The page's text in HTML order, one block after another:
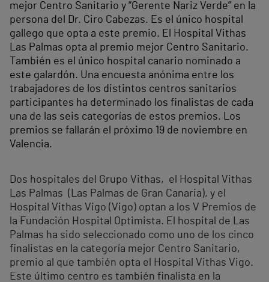
mejor Centro Sanitario y “Gerente Nariz Verde” en la
persona del Dr. Ciro Cabezas. Es el único hospital
gallego que opta a este premio. El Hospital Vithas
Las Palmas opta al premio mejor Centro Sanitario.
También es el único hospital canario nominado a
este galardón. Una encuesta anónima entre los
trabajadores de los distintos centros sanitarios
participantes ha determinado los finalistas de cada
una de las seis categorías de estos premios. Los
premios se fallarán el próximo 19 de noviembre en
Valencia.
Dos hospitales del Grupo Vithas, el Hospital Vithas
Las Palmas (Las Palmas de Gran Canaria), y el
Hospital Vithas Vigo (Vigo) optan a los V Premios de
la Fundación Hospital Optimista. El hospital de Las
Palmas ha sido seleccionado como uno de los cinco
finalistas en la categoría mejor Centro Sanitario,
premio al que también opta el Hospital Vithas Vigo.
Este último centro es también finalista en la